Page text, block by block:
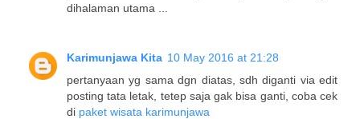
dihalaman utama ...
Karimunjawa Kita 10 May 2016 at 21:28
pertanyaan yg sama dgn diatas, sdh diganti via edit
posting tata letak, tetep saja gak bisa ganti, coba cek
di paket wisata karimunjawa